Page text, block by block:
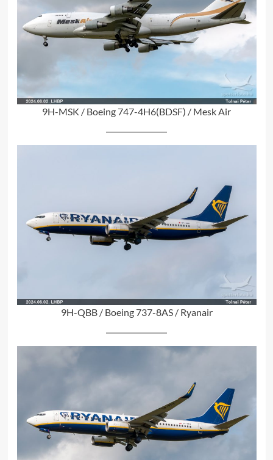
9H-MSK / Boeing 747-4H6(BDSF) / Mesk Air
9H-QBB / Boeing 737-8AS / Ryanair